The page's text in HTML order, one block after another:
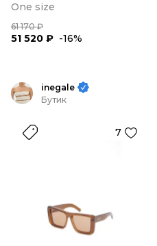
One size
61 170 ₽
51 520 ₽ -16%
inegale
Бутик
7